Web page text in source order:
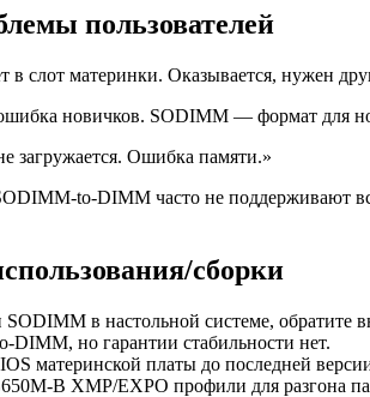
пользователей
в слот материнки. Оказывается, нужен
новичков. SODIMM — формат для
загружается. Ошибка памяти.»
to-DIMM часто не поддерживают
сборки
в настольной системе, обратите
но гарантии стабильности нет.
материнской платы до последней
B XMP/EXPO профили для разгона